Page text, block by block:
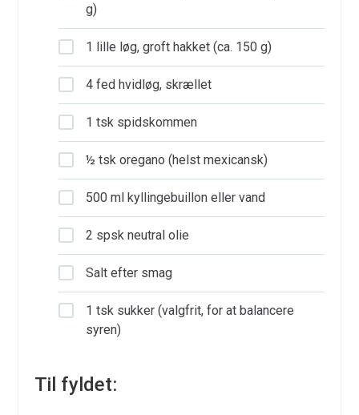
g)
1 lille løg, groft hakket (ca. 150 g)
4 fed hvidløg, skrællet
1 tsk spidskommen
½ tsk oregano (helst mexicansk)
500 ml kyllingebuillon eller vand
2 spsk neutral olie
Salt efter smag
1 tsk sukker (valgfrit, for at balancere
syren)
Til fyldet: